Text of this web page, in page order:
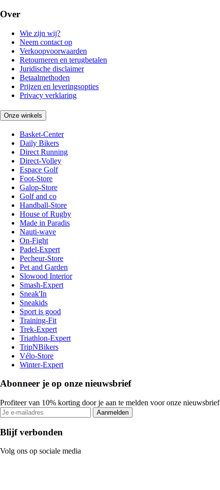
Over
Wie zijn wij?
Neem contact op
Verkoopvoorwaarden
Retourneren en terugbetalen
Juridische disclaimer
Betaalmethoden
Prijzen en leveringsopties
Privacy verklaring
Onze winkels
Basket-Center
Daily Bikers
Direct Running
Direct-Volley
Espace Golf
Foot-Store
Galop-Store
Golf and co
Handball-Store
House of Rugby
Made in Paradis
Nauti-wave
On-Fight
Padel-Expert
Pecheur-Store
Pet and Garden
Slowood Interior
Smash-Expert
Sneak'In
Sneakids
Sport is good
Training-Fit
Trek-Expert
Triathlon-Expert
TripNBikers
Vélo-Store
Winter-Expert
Abonneer je op onze nieuwsbrief
Profiteer van 10% korting door je aan te melden voor onze nieuwsbrief
Aanmelden
Blijf verbonden
Volg ons op sociale media